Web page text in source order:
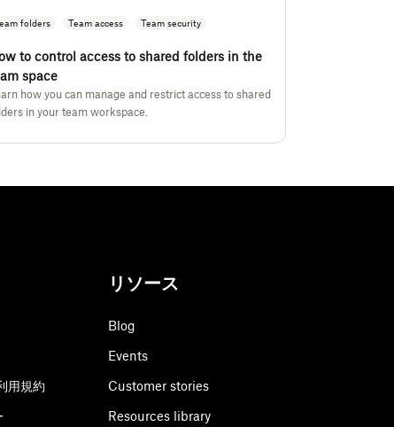
folders Team access Team security
to control access to shared folders in the
space
how you can manage and restrict access to shared
in your team workspace.
用規約
リソース
Blog
Events
Customer stories
Resources library